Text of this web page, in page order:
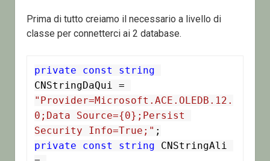
Prima di tutto creiamo il necessario a livello di
classe per connetterci ai 2 database.
private const
string
"Provider=Microsoft.ACE.OLEDB.12.
0;Data Source={0};Persist
Security Info=True;"
private
const string CNStringAli